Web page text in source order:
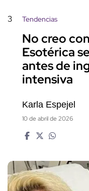
3 Tendencias
No creo
Esotérica
antes de
intensiva
Karla Espejel
10 de abril de 2026